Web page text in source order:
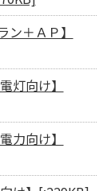
＋ＡＰ】
灯向け】
力向け】